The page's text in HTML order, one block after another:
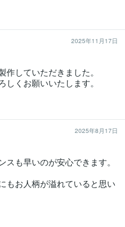
2025年11月17日
していただきました。
くお願いいたします。
2025年8月17日
も早いのが安心できます。
もお人柄が溢れていると思い